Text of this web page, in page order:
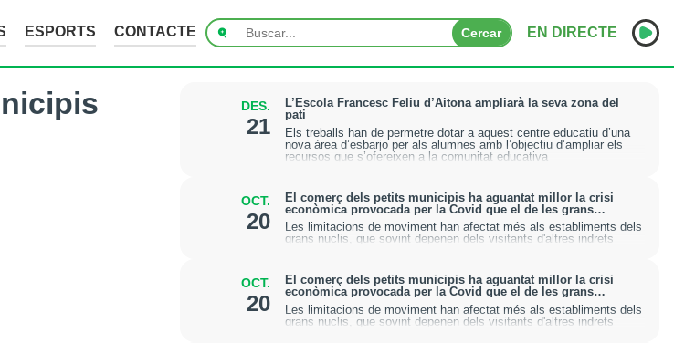
ESPORTS CONTACTE Cercar EN DIRECTE
INICI
NOTÍCIES
PROGRAMES
CONTACTE
DES.
21
L’Escola Francesc Feliu d’Aitona ampliarà la seva zona del
pati
Els treballs han de permetre dotar a aquest centre educatiu d’una
nova àrea d’esbarjo per als alumnes amb l’objectiu d’ampliar els
recursos que s’ofereixen a la comunitat educativa
OCT.
20
El comerç dels petits municipis ha aguantat millor la crisi
econòmica provocada per la Covid que el de les grans
ciutats
Les limitacions de moviment han afectat més als establiments dels
grans nuclis, que sovint depenen dels visitants d'altres indrets
OCT.
20
El comerç dels petits municipis ha aguantat millor la crisi
econòmica provocada per la Covid que el de les grans
ciutats
Les limitacions de moviment han afectat més als establiments dels
grans nuclis, que sovint depenen dels visitants d'altres indrets